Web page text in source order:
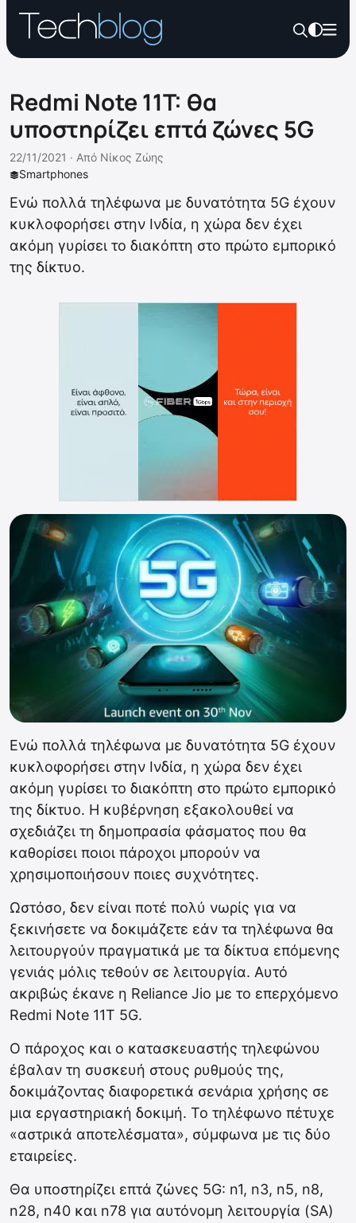
Redmi Note 11T: θα
υποστηρίζει επτά ζώνες 5G
Smartphones
22/11/2021 · Από Νίκος Ζώης
Ενώ πολλά τηλέφωνα με δυνατότητα 5G έχουν
κυκλοφορήσει στην Ινδία, η χώρα δεν έχει
ακόμη γυρίσει το διακόπτη στο πρώτο εμπορικό
της δίκτυο.
Ενώ πολλά τηλέφωνα με δυνατότητα 5G έχουν
κυκλοφορήσει στην Ινδία, η χώρα δεν έχει
ακόμη γυρίσει το διακόπτη στο πρώτο εμπορικό
της δίκτυο. Η κυβέρνηση εξακολουθεί να
σχεδιάζει τη δημοπρασία φάσματος που θα
καθορίσει ποιοι πάροχοι μπορούν να
χρησιμοποιήσουν ποιες συχνότητες.
Ωστόσο, δεν είναι ποτέ πολύ νωρίς για να
ξεκινήσετε να δοκιμάζετε εάν τα τηλέφωνα θα
λειτουργούν πραγματικά με τα δίκτυα επόμενης
γενιάς μόλις τεθούν σε λειτουργία. Αυτό
ακριβώς έκανε η Reliance Jio με το επερχόμενο
Redmi Note 11T 5G.
Ο πάροχος και ο κατασκευαστής τηλεφώνου
έβαλαν τη συσκευή στους ρυθμούς της,
δοκιμάζοντας διαφορετικά σενάρια χρήσης σε
μια εργαστηριακή δοκιμή. Το τηλέφωνο πέτυχε
«αστρικά αποτελέσματα», σύμφωνα με τις δύο
εταιρείες.
Θα υποστηρίζει επτά ζώνες 5G: n1, n3, n5, n8,
n28, n40 και n78 για αυτόνομη λειτουργία (SA)